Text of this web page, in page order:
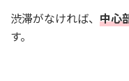
渋滞がなければ、 中心
す。